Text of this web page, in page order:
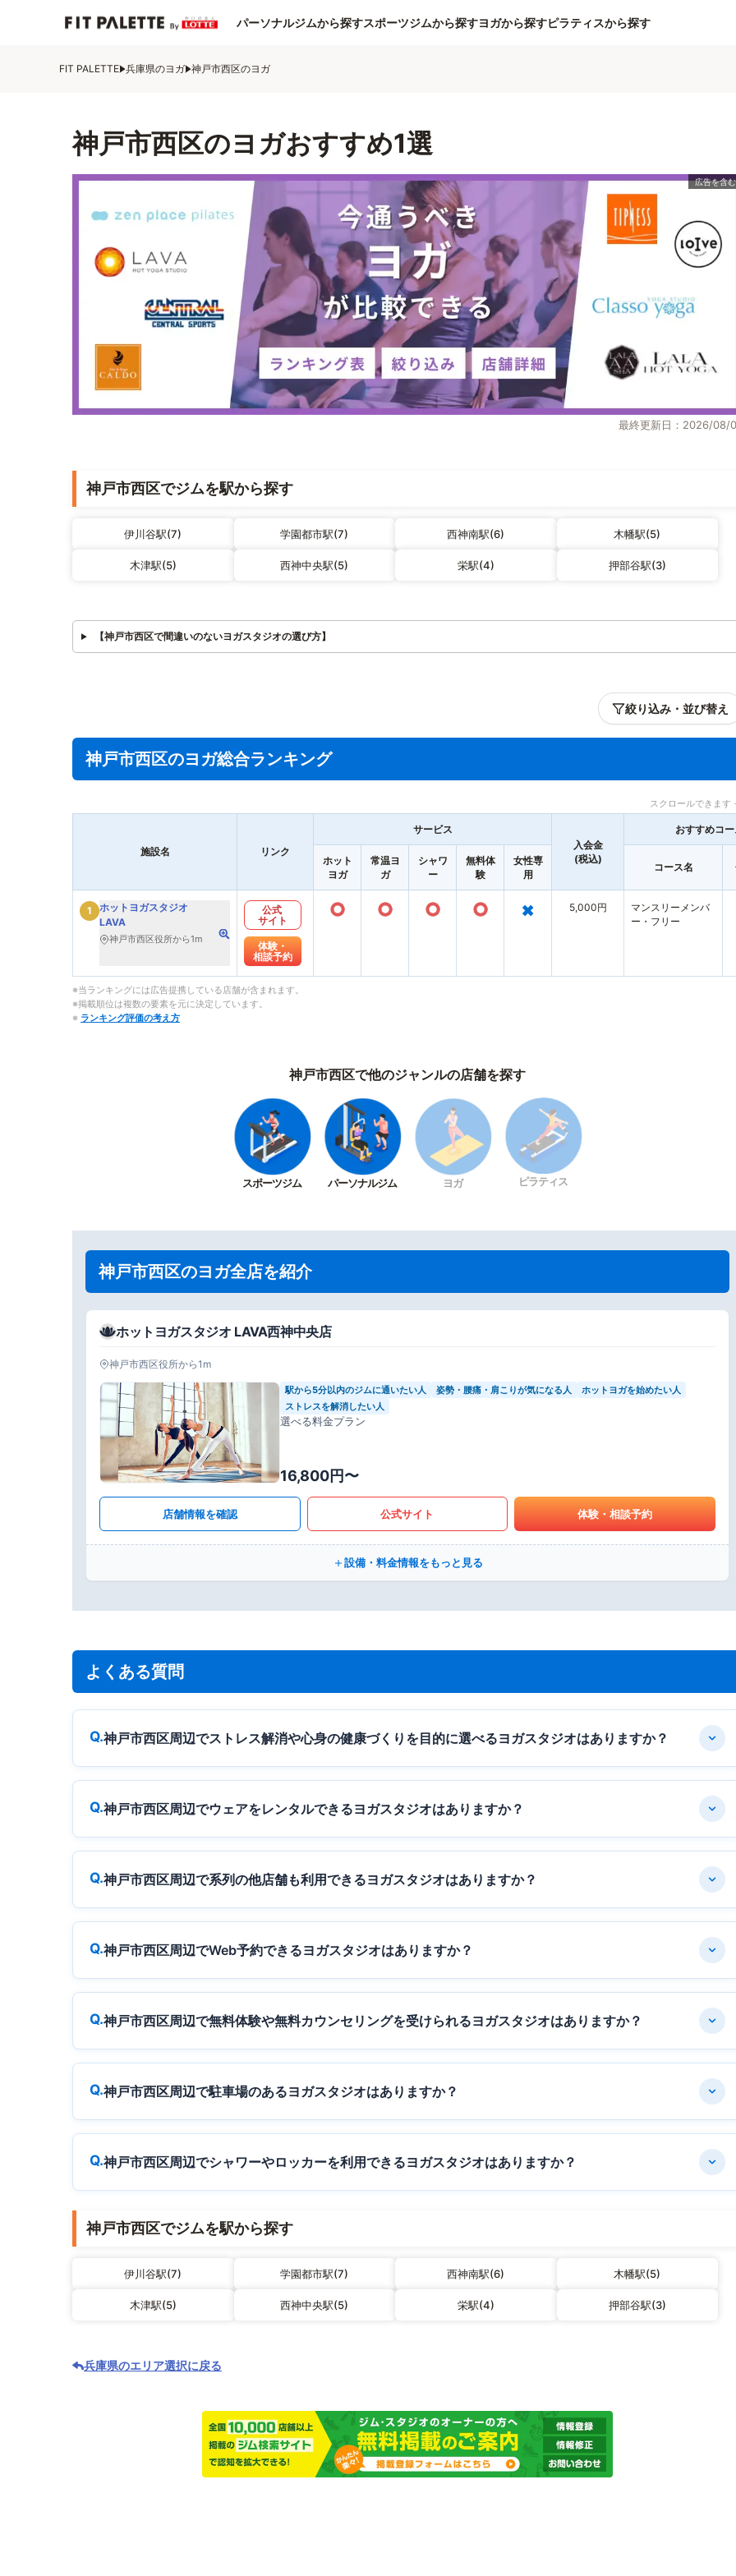
パーソナルジムから探すスポーツジムから探すヨガから探すピラティスから探す
FIT PALETTE 兵庫県のヨガ 神戸市西区のヨガ
神戸市西区のヨガおすすめ1選
最終更新日：2026/08/
神戸市西区でジムを駅から探す
伊川谷駅(7) 学園都市駅(7) 西神南駅(6) 木幡駅(5)
木津駅(5) 西神中央駅(5) 栄駅(4) 押部谷駅(3)
【神戸市西区で間違いのないヨガスタジオの選び方】
絞り込み・並び替え
神戸市西区のヨガ総合ランキング
スクロールできます
施設名 リンク
サービス
入会金
(税込)
おすすめコー
ホット
ヨガ
常温ヨ
ガ
シャワ
ー
無料体
験
女性専
用
コース名
1
ホットヨガスタジオ
LAVA
神戸市西区役所から1m
公式
サイト
体験・
相談予約
○ ○ ○ ○ × 5,000円
マンスリーメンバ
ー・フリー
※当ランキングには広告提携している店舗が含まれます。
※掲載順位は複数の要素を元に決定しています。
※ ランキング評価の考え方
神戸市西区で他のジャンルの店舗を探す
スポーツジム パーソナルジム ヨガ ピラティス
神戸市西区のヨガ全店を紹介
ホットヨガスタジオ LAVA西神中央店
神戸市西区役所から1m
駅から5分以内のジムに通いたい人 姿勢・腰痛・肩こりが気になる人
ホットヨガを始めたい人
ストレスを解消したい人
選べる料金プラン
16,800円〜
店舗情報を確認 公式サイト 体験・相談予約
設備・料金情報をもっと見る
よくある質問
神戸市西区周辺でストレス解消や心身の健康づくりを目的に選べるヨガスタジオはありますか？
神戸市西区周辺でウェアをレンタルできるヨガスタジオはありますか？
神戸市西区周辺で系列の他店舗も利用できるヨガスタジオはありますか？
神戸市西区周辺でWeb予約できるヨガスタジオはありますか？
神戸市西区周辺で無料体験や無料カウンセリングを受けられるヨガスタジオはありますか？
神戸市西区周辺で駐車場のあるヨガスタジオはありますか？
神戸市西区周辺でシャワーやロッカーを利用できるヨガスタジオはありますか？
神戸市西区でジムを駅から探す
伊川谷駅(7) 学園都市駅(7) 西神南駅(6) 木幡駅(5)
木津駅(5) 西神中央駅(5) 栄駅(4) 押部谷駅(3)
兵庫県のエリア選択に戻る